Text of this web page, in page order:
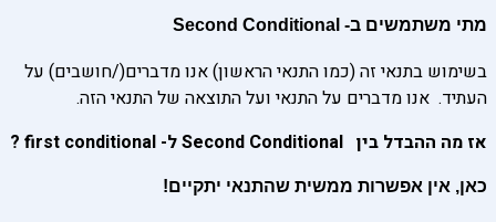
מתי משתמשים ב- Second Conditional
בשימוש בתנאי זה (כמו התנאי הראשון) אנו מדברים(/חושבים) על
העתיד. אנו מדברים על התנאי ועל התוצאה של התנאי הזה.
אז מה ההבדל בין Second Conditional ל- first conditional ?
כאן, אין אפשרות ממשית שהתנאי יתקיים!